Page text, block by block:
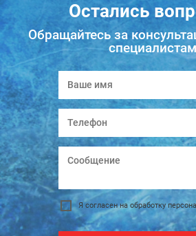
Остались
Обращайтесь за
Я согласен на обработку